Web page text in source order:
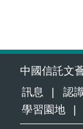
中國信託文
訊息
認
學習園地